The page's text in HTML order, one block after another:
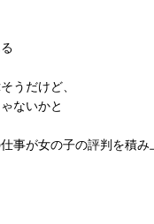
うだけど、
ないかと
事が女の子の評判を積み